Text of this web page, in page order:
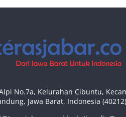
No.7a, Kelurahan Cibuntu,
Jawa Barat, Indonesia (40212)